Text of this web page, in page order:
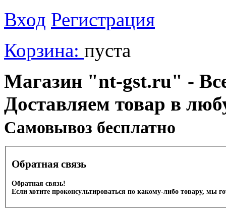
Вход Регистрация
Корзина: пуста
Магазин "nt-gst.ru" -
Доставляем товар в
Cамовывоз бесплатно
Обратная связь
Обратная связь!
Если хотите проконсультироваться по какому-либо товару, мы